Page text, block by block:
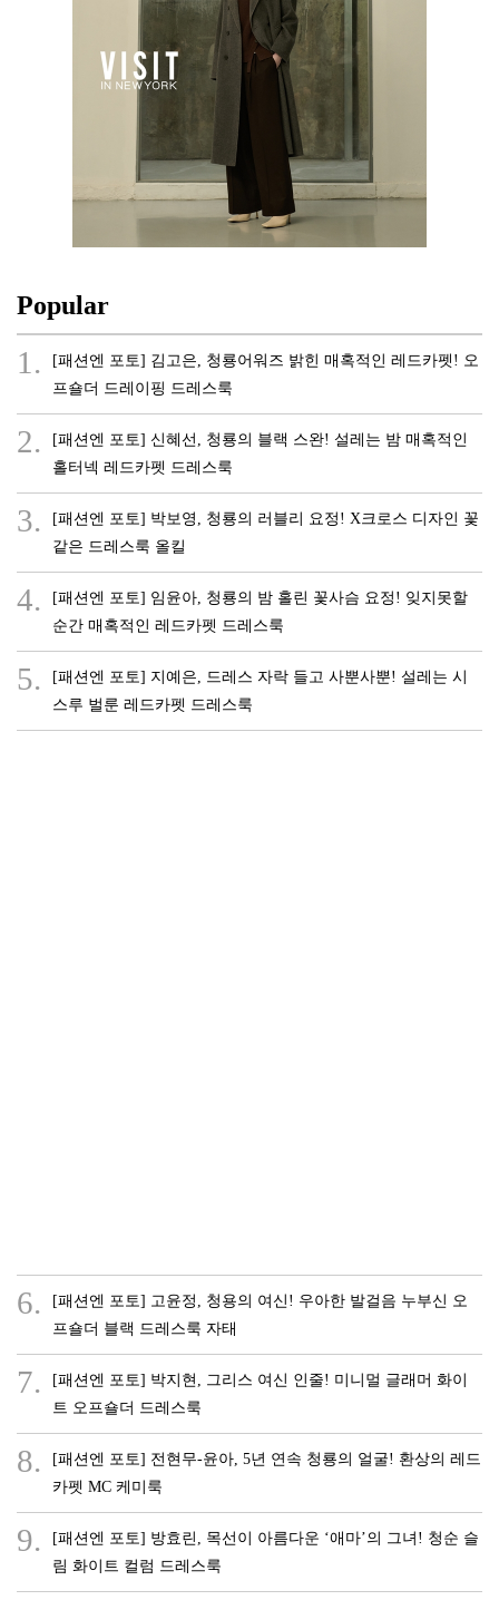
Popular
1.
[패션엔 포토] 김고은, 청룡어워즈 밝힌 매혹적인 레드카펫! 오
프숄더 드레이핑 드레스룩
2.
[패션엔 포토] 신혜선, 청룡의 블랙 스완! 설레는 밤 매혹적인
홀터넥 레드카펫 드레스룩
3.
[패션엔 포토] 박보영, 청룡의 러블리 요정! X크로스 디자인 꽃
같은 드레스룩 올킬
4.
[패션엔 포토] 임윤아, 청룡의 밤 홀린 꽃사슴 요정! 잊지못할
순간 매혹적인 레드카펫 드레스룩
5.
[패션엔 포토] 지예은, 드레스 자락 들고 사뿐사뿐! 설레는 시
스루 벌룬 레드카펫 드레스룩
6.
[패션엔 포토] 고윤정, 청용의 여신! 우아한 발걸음 누부신 오
프숄더 블랙 드레스룩 자태
7.
[패션엔 포토] 박지현, 그리스 여신 인줄! 미니멀 글래머 화이
트 오프숄더 드레스룩
8.
[패션엔 포토] 전현무-윤아, 5년 연속 청룡의 얼굴! 환상의 레드
카펫 MC 케미룩
9.
[패션엔 포토] 방효린, 목선이 아름다운 ‘애마’의 그녀! 청순 슬
림 화이트 컬럼 드레스룩